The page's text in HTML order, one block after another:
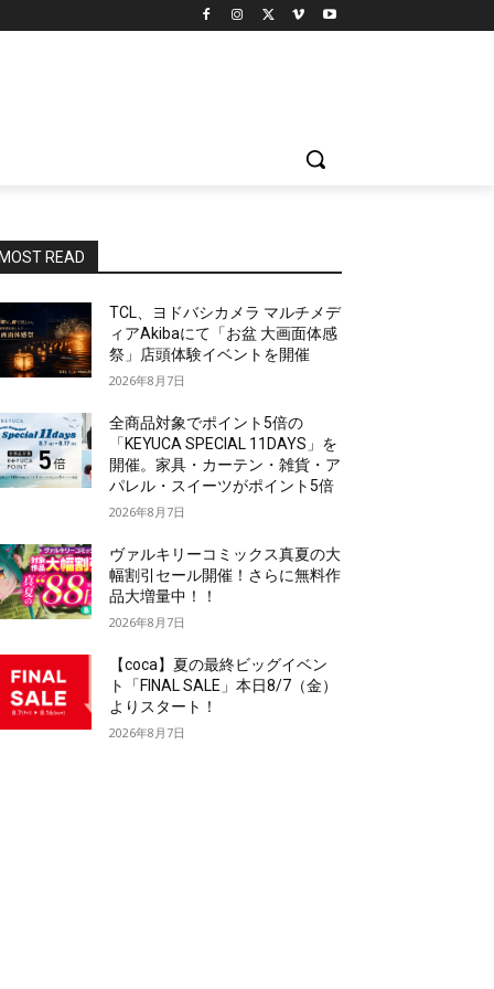
MOST READ
TCL、ヨドバシカメラ マルチメデ
ィアAkibaにて「お盆 大画面体感
祭」店頭体験イベントを開催
2026年8月7日
全商品対象でポイント5倍の
「KEYUCA SPECIAL 11DAYS」を
開催。家具・カーテン・雑貨・ア
パレル・スイーツがポイント5倍
2026年8月7日
ヴァルキリーコミックス真夏の大
幅割引セール開催！さらに無料作
品大増量中！！
2026年8月7日
【coca】夏の最終ビッグイベン
ト「FINAL SALE」本日8/7（金）
よりスタート！
2026年8月7日